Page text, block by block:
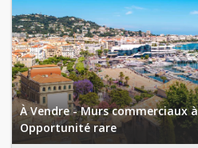
À Vendre - Murs commerciaux
Opportunité rare